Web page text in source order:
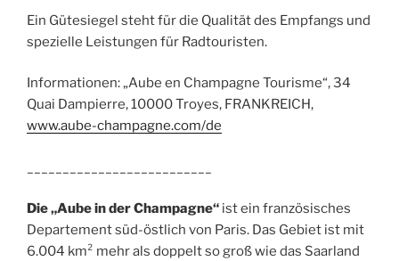
Ein Gütesiegel steht für die Qualität des Empfangs und
spezielle Leistungen für Radtouristen.
Informationen: „Aube en Champagne Tourisme“, 34
Quai Dampierre, 10000 Troyes, FRANKREICH,
www.aube-champagne.com/de
Die „Aube in der Champagne“ ist ein französisches
Departement süd-östlich von Paris. Das Gebiet ist mit
6.004 km² mehr als doppelt so groß wie das Saarland